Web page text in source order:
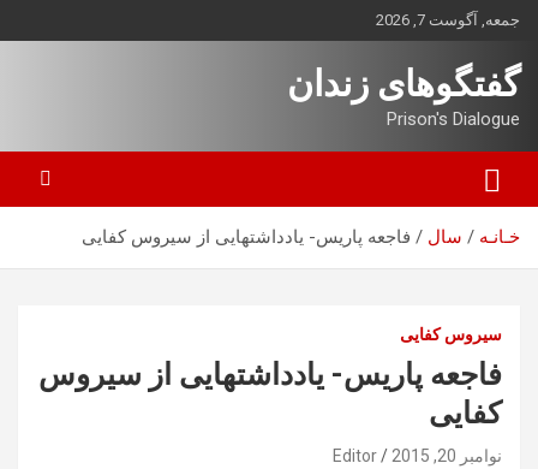
بروید
جمعه, آگوست 7, 2026
گفتگوهای زندان
Prison's Dialogue
خـانـه سال فاجعه پاریس- یادداشتهایی از سیروس کفایی
سیروس کفایی
فاجعه پاریس- یادداشتهایی از سیروس
کفایی
نوامبر 20, 2015 Editor